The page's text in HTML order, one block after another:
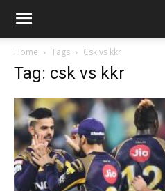
Home Tags Csk vs kkr
Tag: csk vs kkr